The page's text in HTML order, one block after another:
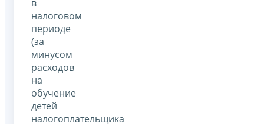
в
налоговом
периоде
(за
минусом
расходов
на
обучение
детей
налогоплательщика